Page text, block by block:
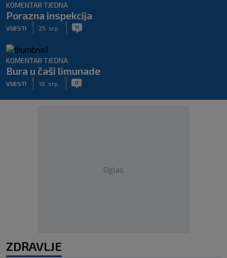
KOMENTAR TJEDNA
Porazna inspekcija
VIJESTI 25. srp. 11
KOMENTAR TJEDNA
Bura u čaši limunade
VIJESTI 18. srp. 0
Oglas
ZDRAVLJE